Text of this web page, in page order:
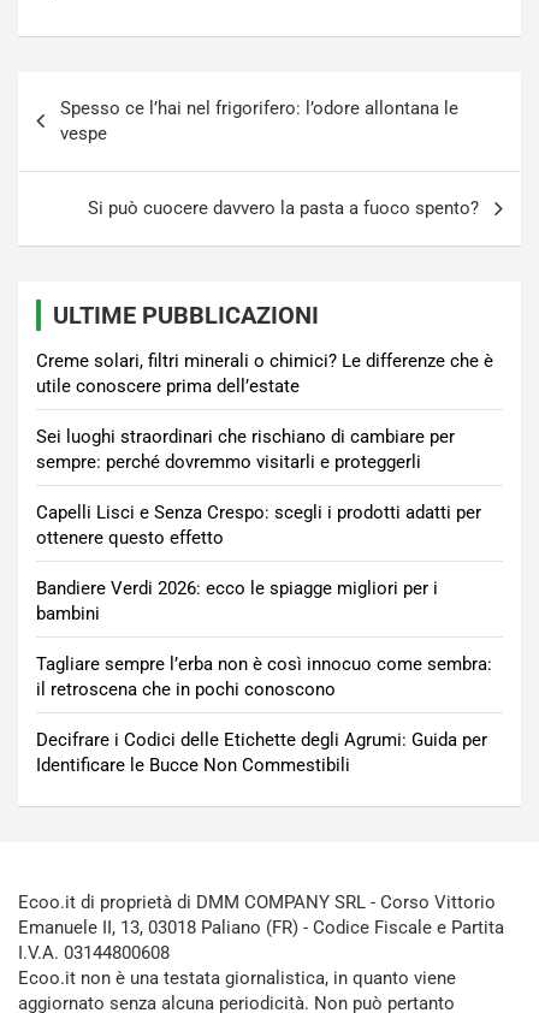
articoli
Spesso ce l’hai nel frigorifero: l’odore allontana le
vespe
Si può cuocere davvero la pasta a fuoco spento?
ULTIME PUBBLICAZIONI
Creme solari, filtri minerali o chimici? Le differenze che è
utile conoscere prima dell’estate
Sei luoghi straordinari che rischiano di cambiare per
sempre: perché dovremmo visitarli e proteggerli
Capelli Lisci e Senza Crespo: scegli i prodotti adatti per
ottenere questo effetto
Bandiere Verdi 2026: ecco le spiagge migliori per i
bambini
Tagliare sempre l’erba non è così innocuo come sembra:
il retroscena che in pochi conoscono
Decifrare i Codici delle Etichette degli Agrumi: Guida per
Identificare le Bucce Non Commestibili
Ecoo.it di proprietà di DMM COMPANY SRL - Corso Vittorio
Emanuele II, 13, 03018 Paliano (FR) - Codice Fiscale e Partita
I.V.A. 03144800608
Ecoo.it non è una testata giornalistica, in quanto viene
aggiornato senza alcuna periodicità. Non può pertanto